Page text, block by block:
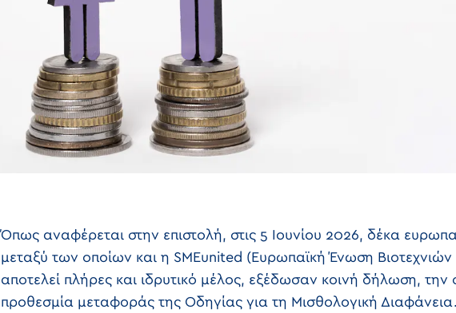
Όπως αναφέρεται στην επιστολή, στις 5 Ιουνίου 2026, δέκα
μεταξύ των οποίων και η SMEunited (Ευρωπαϊκή Ένωση
αποτελεί πλήρες και ιδρυτικό μέλος, εξέδωσαν κοινή δήλωση,
προθεσμία μεταφοράς της Οδηγίας για τη Μισθολογική Διαφάνεια.